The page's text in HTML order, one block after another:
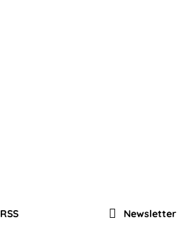
RSS Newsletter